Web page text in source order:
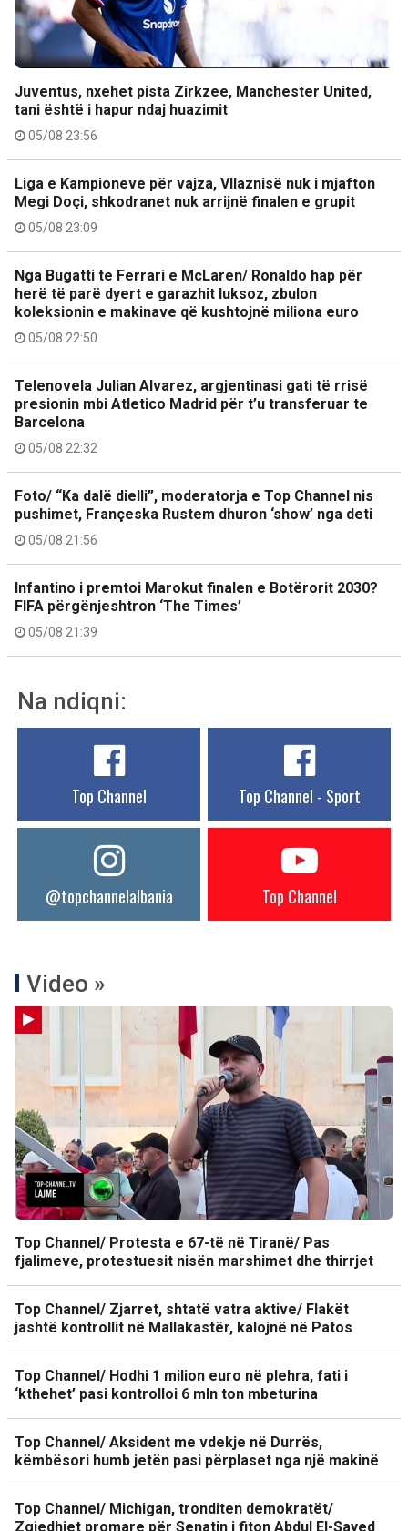
Juventus, nxehet pista Zirkzee, Manchester United,
tani është i hapur ndaj huazimit
05/08 23:56
Liga e Kampioneve për vajza, Vllaznisë nuk i mjafton
Megi Doçi, shkodranet nuk arrijnë finalen e grupit
05/08 23:09
Nga Bugatti te Ferrari e McLaren/ Ronaldo hap për
herë të parë dyert e garazhit luksoz, zbulon
koleksionin e makinave që kushtojnë miliona euro
05/08 22:50
Telenovela Julian Alvarez, argjentinasi gati të rrisë
presionin mbi Atletico Madrid për t’u transferuar te
Barcelona
05/08 22:32
Foto/ “Ka dalë dielli”, moderatorja e Top Channel nis
pushimet, Françeska Rustem dhuron ‘show’ nga deti
05/08 21:56
Infantino i premtoi Marokut finalen e Botërorit 2030?
FIFA përgënjeshtron ‘The Times’
05/08 21:39
Na ndiqni:
Top Channel Top Channel - Sport
@topchannelalbania Top Channel
Video »
Top Channel/ Protesta e 67-të në Tiranë/ Pas
fjalimeve, protestuesit nisën marshimet dhe thirrjet
Top Channel/ Zjarret, shtatë vatra aktive/ Flakët
jashtë kontrollit në Mallakastër, kalojnë në Patos
Top Channel/ Hodhi 1 milion euro në plehra, fati i
‘kthehet’ pasi kontrolloi 6 mln ton mbeturina
Top Channel/ Aksident me vdekje në Durrës,
këmbësori humb jetën pasi përplaset nga një makinë
Top Channel/ Michigan, tronditen demokratët/
Zgjedhjet promare për Senatin i fiton Abdul El-Sayed